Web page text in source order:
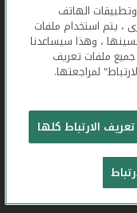
© 2025
عندما تستخدم ,kfh.com, kfhonline.com وتطبيقات الهاتف
، يتم استخدام ملفات
، وهذا سيساعدنا
ملفات تعريف
لمراجعتها.
الارتباط كلها